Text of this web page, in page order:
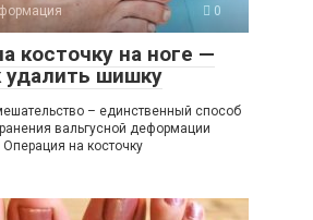
0
косточку на ноге —
удалить шишку
– единственный способ
вальгусной деформации
на косточку